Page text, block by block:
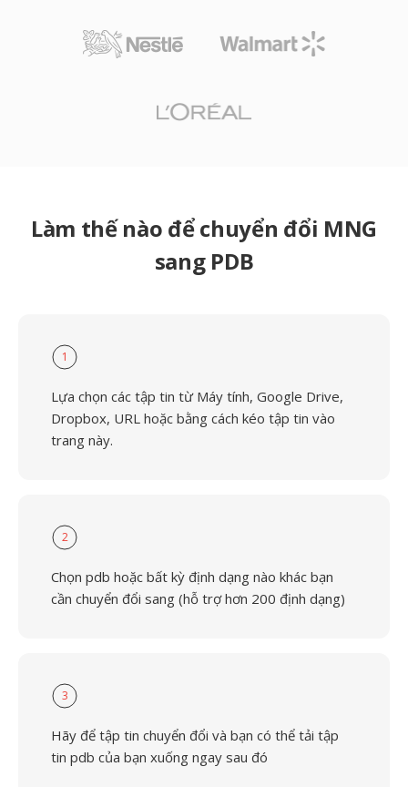
Làm thế nào để chuyển đổi MNG
sang PDB
1
Lựa chọn các tập tin từ Máy tính, Google Drive,
Dropbox, URL hoặc bằng cách kéo tập tin vào
trang này.
2
Chọn pdb hoặc bất kỳ định dạng nào khác bạn
cần chuyển đổi sang (hỗ trợ hơn 200 định dạng)
3
Hãy để tập tin chuyển đổi và bạn có thể tải tập
tin pdb của bạn xuống ngay sau đó